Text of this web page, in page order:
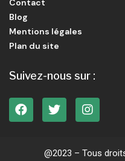
Contact
Blog
Mentions légales
Plan du site
Suivez-nous sur :
@2023 – Tous